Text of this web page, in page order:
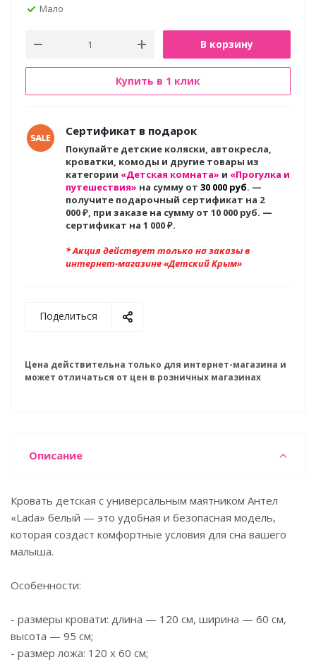
Мало
В корзину
Купить в 1 клик
Сертификат в подарок
Покупайте детские коляски, автокресла,
кроватки, комоды и другие товары из
категории «Детская комната» и «Прогулка и
путешествия» на сумму от 30 000 руб. —
получите подарочный сертификат на 2
000₽, при заказе на сумму от 10 000 руб. —
сертификат на 1 000 ₽.
* Акция действует только на заказы в
интернет-магазине «Детский Крым»
Поделиться
Цена действительна только для интернет-магазина и
может отличаться от цен в розничных магазинах
Описание
Кровать детская с универсальным маятником Антел
«Lada» белый — это удобная и безопасная модель,
которая создаст комфортные условия для сна вашего
малыша.
Особенности:
- размеры кровати: длина — 120 см, ширина — 60 см,
высота — 95 см;
- размер ложа: 120 x 60 см;